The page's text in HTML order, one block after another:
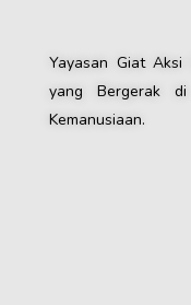
Yayasan Giat
yang Bergerak
Kemanusiaan.